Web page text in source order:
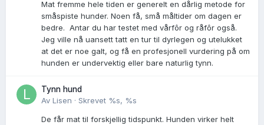
Mat fremme hele tiden er generelt en dårlig metode for
småspiste hunder. Noen få, små måltider om dagen er
bedre. Antar du har testet med vårfôr og råfôr også.
Jeg ville nå uansett tatt en tur til dyrlegen og utelukket
at det er noe galt, og få en profesjonell vurdering på om
hunden er undervektig eller bare naturlig tynn.
Tynn hund
Av Lisen · Skrevet %s, %s
De får mat til forskjellig tidspunkt. Hunden virker helt